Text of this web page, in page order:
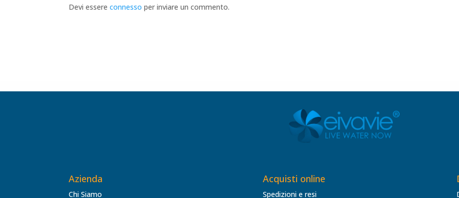
Devi essereconnesso per inviare un commento.
Azienda
Chi Siamo
Acquisti online
Spedizioni e resi